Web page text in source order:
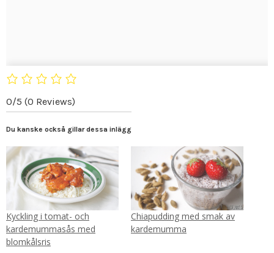
0/5 (0 Reviews)
Du kanske också gillar dessa inlägg
Kyckling i tomat- och
kardemummasås med
blomkålsris
Chiapudding med smak av
kardemumma